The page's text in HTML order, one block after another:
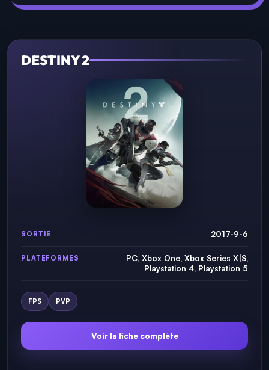
DESTINY 2
SORTIE 2017-9-6
PLATEFORMES
PC, Xbox One, Xbox Series X|S,
Playstation 4, Playstation 5
FPS PVP
Voir la fiche complète